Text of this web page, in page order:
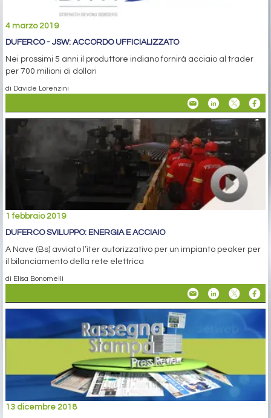
4 marzo 2019
DUFERCO - JSW: ACCORDO UFFICIALIZZATO
Nei prossimi 5 anni il produttore indiano fornirà acciaio al trader
per 700 milioni di dollari
di Davide Lorenzini
1 febbraio 2019
DUFERCO SVILUPPO: ENERGIA E ACCIAIO
A Nave (Bs) avviato l’iter autorizzativo per un impianto peaker per
il bilanciamento della rete elettrica
di Elisa Bonomelli
13 dicembre 2018